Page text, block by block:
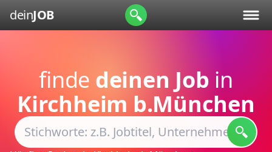
deinJOB
finde deinen Job in
Kirchheim b.München